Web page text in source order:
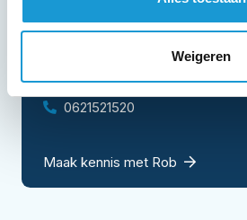
Weigeren
Bedrijfskundig adviseur
0621521520
Maak kennis met Rob